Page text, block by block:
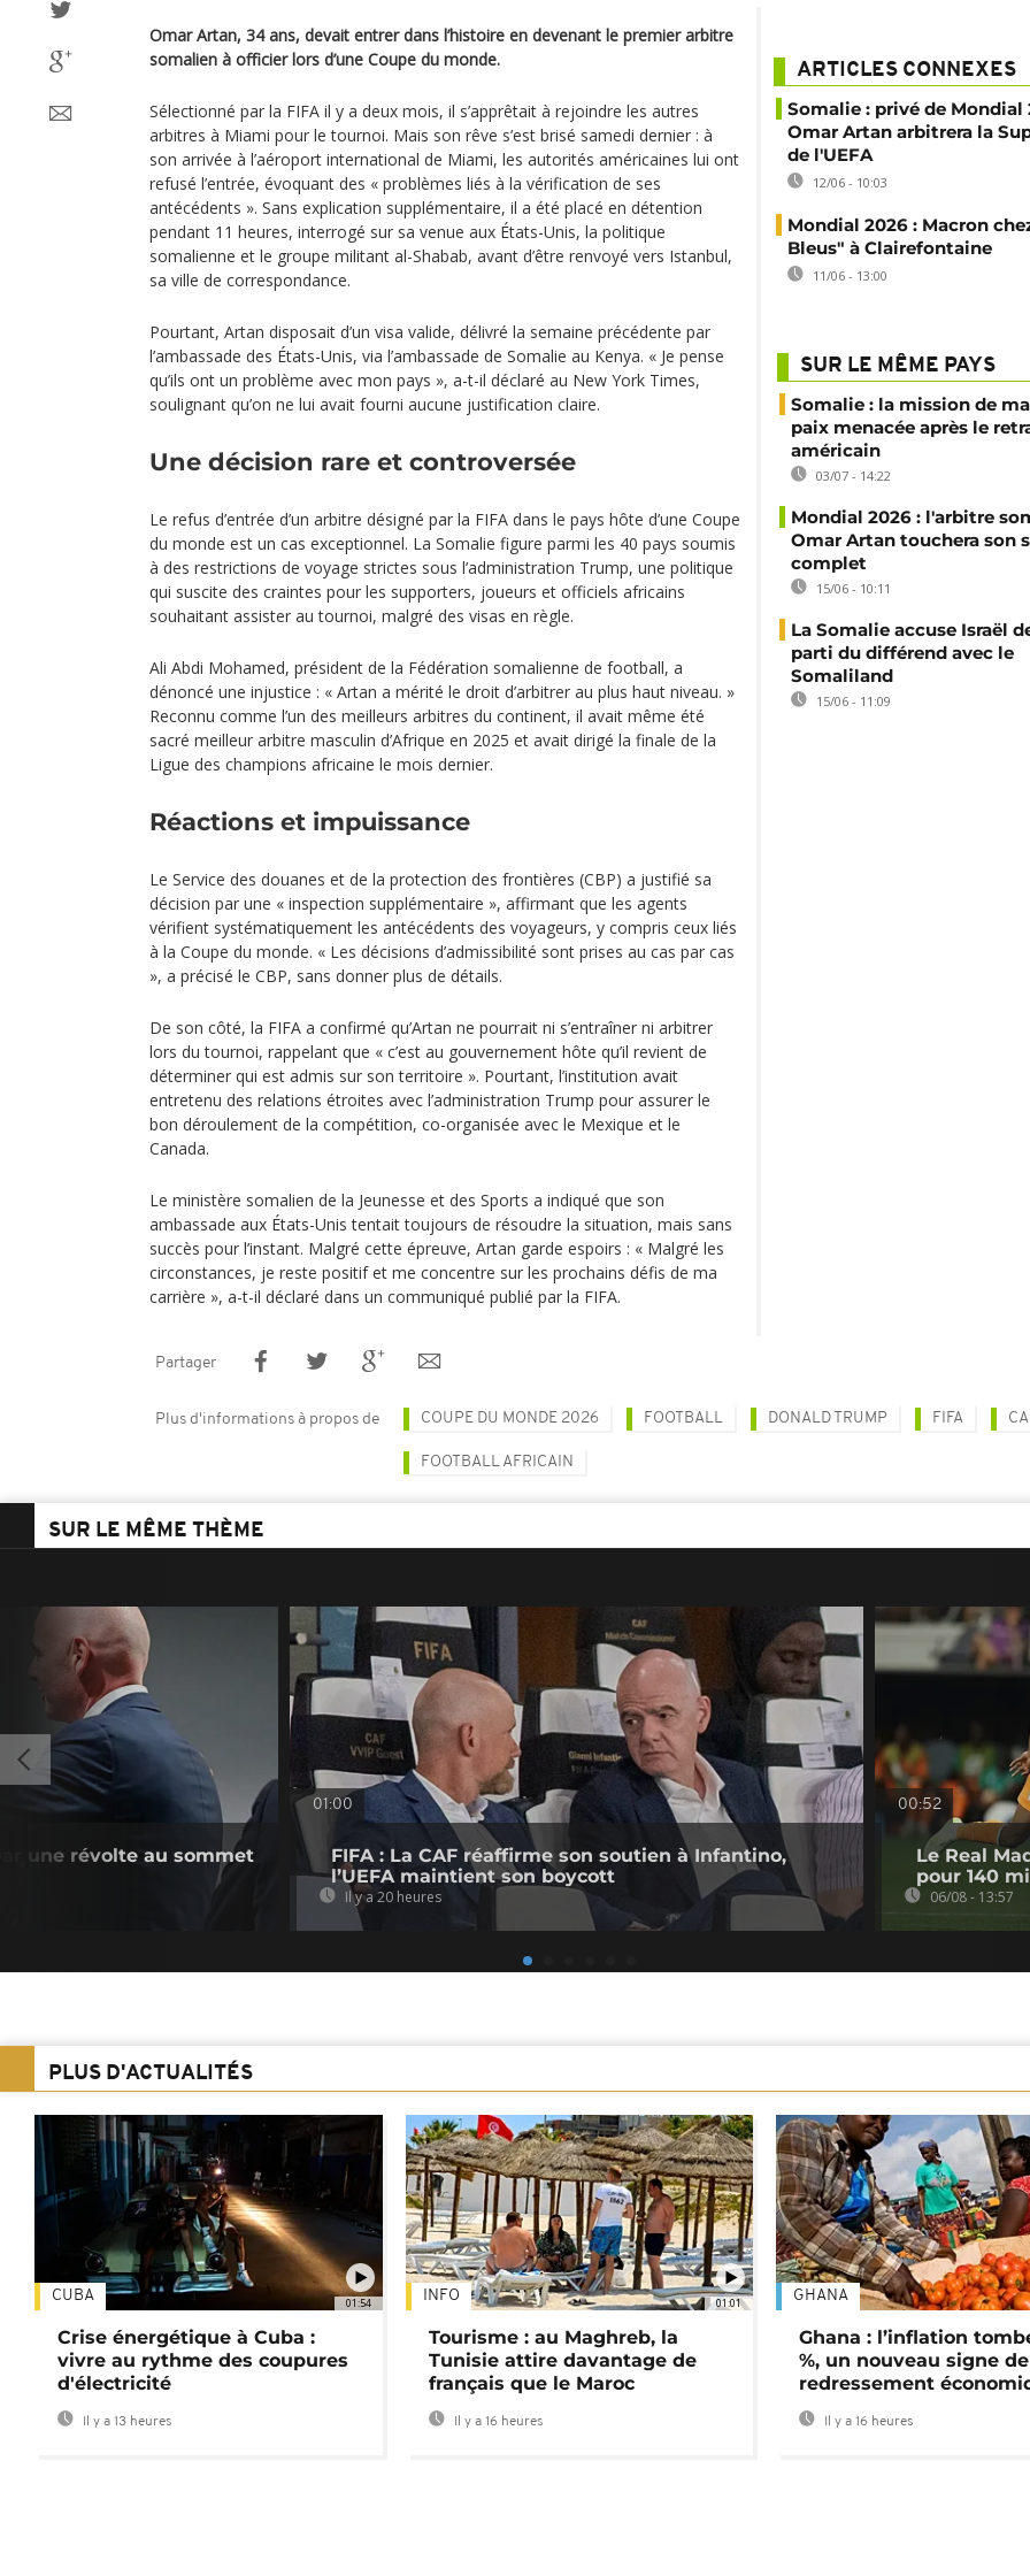
Omar Artan, 34 ans, devait entrer dans l’histoire en devenant le premier arbitre
somalien à officier lors d’une Coupe du monde.
Sélectionné par la FIFA il y a deux mois, il s’apprêtait à rejoindre les autres
arbitres à Miami pour le tournoi. Mais son rêve s’est brisé samedi dernier : à
son arrivée à l’aéroport international de Miami, les autorités américaines lui ont
refusé l’entrée, évoquant des « problèmes liés à la vérification de ses
antécédents ». Sans explication supplémentaire, il a été placé en détention
pendant 11 heures, interrogé sur sa venue aux États-Unis, la politique
somalienne et le groupe militant al-Shabab, avant d’être renvoyé vers Istanbul,
sa ville de correspondance.
Pourtant, Artan disposait d’un visa valide, délivré la semaine précédente par
l’ambassade des États-Unis, via l’ambassade de Somalie au Kenya. « Je pense
qu’ils ont un problème avec mon pays », a-t-il déclaré au New York Times,
soulignant qu’on ne lui avait fourni aucune justification claire.
Une décision rare et controversée
Le refus d’entrée d’un arbitre désigné par la FIFA dans le pays hôte d’une Coupe
du monde est un cas exceptionnel. La Somalie figure parmi les 40 pays soumis
à des restrictions de voyage strictes sous l’administration Trump, une politique
qui suscite des craintes pour les supporters, joueurs et officiels africains
souhaitant assister au tournoi, malgré des visas en règle.
Ali Abdi Mohamed, président de la Fédération somalienne de football, a
dénoncé une injustice : « Artan a mérité le droit d’arbitrer au plus haut niveau. »
Reconnu comme l’un des meilleurs arbitres du continent, il avait même été
sacré meilleur arbitre masculin d’Afrique en 2025 et avait dirigé la finale de la
Ligue des champions africaine le mois dernier.
Réactions et impuissance
Le Service des douanes et de la protection des frontières (CBP) a justifié sa
décision par une « inspection supplémentaire », affirmant que les agents
vérifient systématiquement les antécédents des voyageurs, y compris ceux liés
à la Coupe du monde. « Les décisions d’admissibilité sont prises au cas par cas
», a précisé le CBP, sans donner plus de détails.
De son côté, la FIFA a confirmé qu’Artan ne pourrait ni s’entraîner ni arbitrer
lors du tournoi, rappelant que « c’est au gouvernement hôte qu’il revient de
déterminer qui est admis sur son territoire ». Pourtant, l’institution avait
entretenu des relations étroites avec l’administration Trump pour assurer le
bon déroulement de la compétition, co-organisée avec le Mexique et le
Canada.
Le ministère somalien de la Jeunesse et des Sports a indiqué que son
ambassade aux États-Unis tentait toujours de résoudre la situation, mais sans
succès pour l’instant. Malgré cette épreuve, Artan garde espoirs : « Malgré les
circonstances, je reste positif et me concentre sur les prochains défis de ma
carrière », a-t-il déclaré dans un communiqué publié par la FIFA.
ARTICLES CONNEXES
Somalie : privé de Mondial
Omar Artan arbitrera la
de l'UEFA
12/06 - 10:03
Mondial 2026 : Macron
Bleus" à Clairefontaine
11/06 - 13:00
SUR LE MÊME PAYS
Somalie : la mission de
paix menacée après le
américain
03/07 - 14:22
Mondial 2026 : l'arbitre
Omar Artan touchera son
complet
15/06 - 10:11
La Somalie accuse Israël
parti du différend avec le
Somaliland
15/06 - 11:09
Partager
Plus d'informations à propos de COUPE DU MONDE 2026 FOOTBALL DONALD TRUMP FIFA
FOOTBALL AFRICAIN
SUR LE MÊME THÈME
une révolte au sommet
01:00
FIFA : La CAF réaffirme son soutien à Infantino,
l’UEFA maintient son boycott
Il y a 20 heures
00:52
Le Real
pour 140
06/08 - 13:57
PLUS D'ACTUALITÉS
01:54
CUBA
Crise énergétique à Cuba :
vivre au rythme des coupures
d'électricité
Il y a 13 heures
01:01
INFO
Tourisme : au Maghreb, la
Tunisie attire davantage de
français que le Maroc
Il y a 16 heures
GHANA
Ghana : l’inflation
%, un nouveau signe de
redressement
Il y a 16 heures